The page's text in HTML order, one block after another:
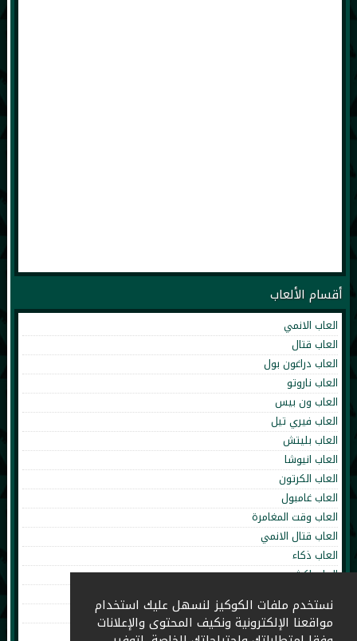
نستخدم ملفات الكوكيز لنسهل عليك استخدام
مواقعنا الإلكترونية ونكيف المحتوى والإعلانات
أقسام الألعاب
العاب الانمي
العاب قتال
العاب دراغون بول
العاب ناروتو
العاب ون بيس
العاب فيري تيل
العاب بليتش
العاب انيوشا
العاب الكرتون
العاب غامبول
العاب وقت المغامرة
العاب قتال الانمي
العاب ذكاء
العاب اكشن
العاب طبخ
العاب اطفال